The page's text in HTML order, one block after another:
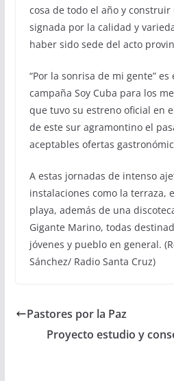
cosa de todo el año y
signada por la calidad y
haber sido sede del acto
“Por la sonrisa de mi gente” es
campaña Soy Cuba para los
que tuvo su estreno oficial en
de este sur agramontino el
aceptables ofertas
A estas jornadas de intenso
instalaciones como la terraza,
playa, además de una
Gigante Marino, todas
jóvenes y pueblo en general.
Sánchez/ Radio Santa Cruz)
Pastores por la Paz
Proyecto estudio y